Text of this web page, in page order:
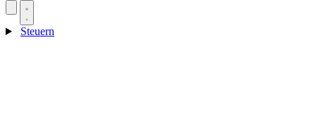
Steuern